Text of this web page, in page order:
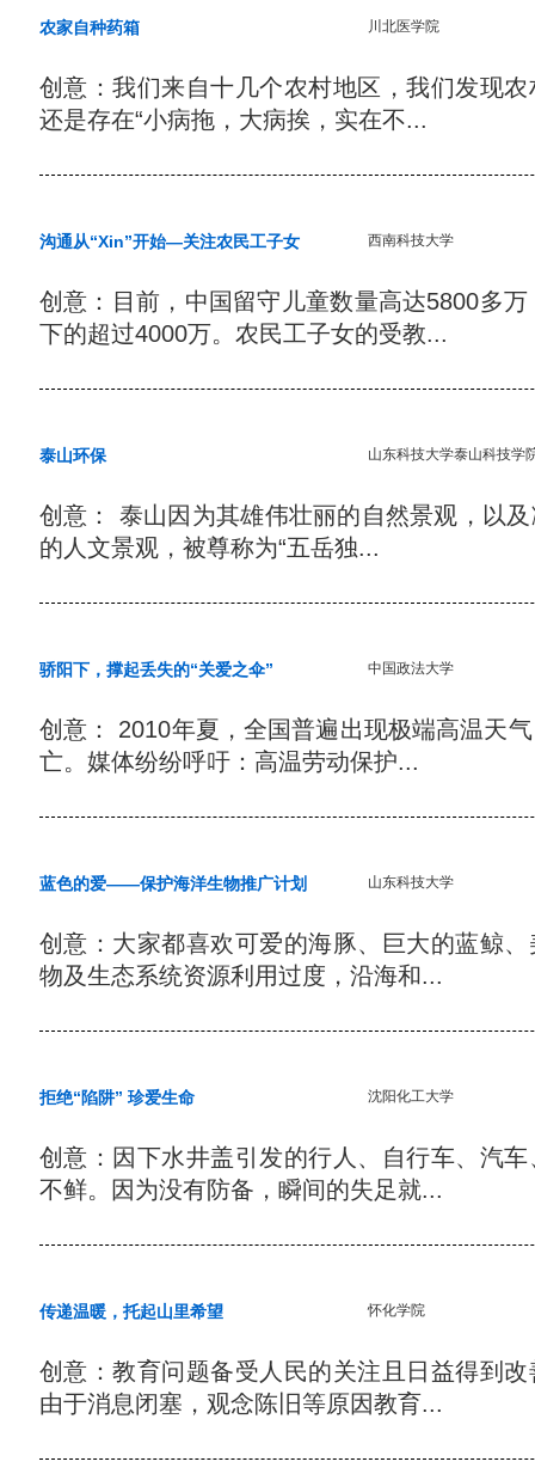
农家自种药箱 川北医学院
创意：我们来自十几个农村地区，我们发现
还是存在“小病拖，大病挨，实在不...
沟通从“Xin”开始—关注农民工子女 西南科技大学
创意：目前，中国留守儿童数量高达5800多
下的超过4000万。农民工子女的受教...
泰山环保 山东科技大学泰山科技学
创意： 泰山因为其雄伟壮丽的自然景观，以
的人文景观，被尊称为“五岳独...
骄阳下，撑起丢失的“关爱之伞” 中国政法大学
创意： 2010年夏，全国普遍出现极端高温天
亡。媒体纷纷呼吁：高温劳动保护...
蓝色的爱——保护海洋生物推广计划 山东科技大学
创意：大家都喜欢可爱的海豚、巨大的蓝鲸
物及生态系统资源利用过度，沿海和...
拒绝“陷阱” 珍爱生命 沈阳化工大学
创意：因下水井盖引发的行人、自行车、汽
不鲜。因为没有防备，瞬间的失足就...
传递温暖，托起山里希望 怀化学院
创意：教育问题备受人民的关注且日益得到
由于消息闭塞，观念陈旧等原因教育...